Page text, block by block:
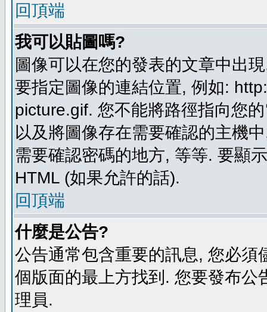
回頂端
我可以貼圖嗎?
圖像可以在您的發表的文章中出
要指定圖像的連結位置, 例如:
picture.gif. 您不能將路徑指向您
以及將圖像存在需要確認的主機
需要確認密碼的地方, 等等. 要顯
HTML (如果允許的話).
回頂端
什麼是公告?
公告通常包含重要的訊息, 您必
個版面的最上方找到. 您要發布
理員.